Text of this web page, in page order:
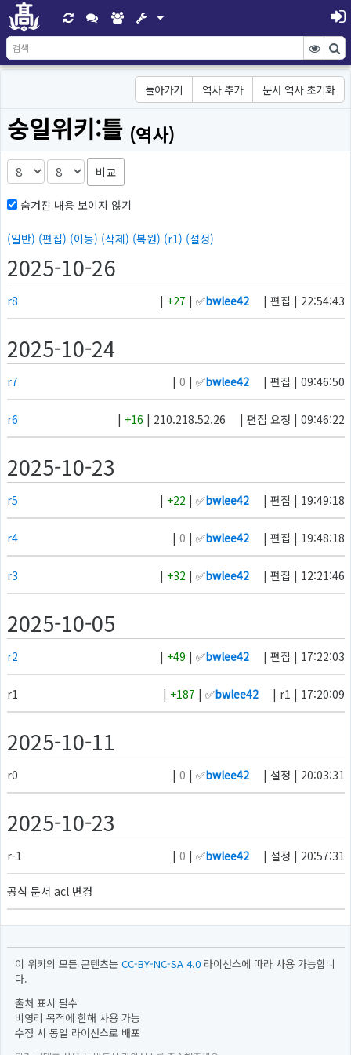
돌아가기 역사 추가 문서 역사 초기화
숭일위키:틀 (역사)
비교
숨겨진 내용 보이지 않기
(일반) (편집) (이동) (삭제) (복원) (r1) (설정)
2025-10-26
r8 | +27 | ✅bwlee42 | 편집 | 22:54:43
2025-10-24
r7 | 0 | ✅bwlee42 | 편집 | 09:46:50
r6 | +16 | 210.218.52.26 | 편집 요청 | 09:46:22
2025-10-23
r5 | +22 | ✅bwlee42 | 편집 | 19:49:18
r4 | 0 | ✅bwlee42 | 편집 | 19:48:18
r3 | +32 | ✅bwlee42 | 편집 | 12:21:46
2025-10-05
r2 | +49 | ✅bwlee42 | 편집 | 17:22:03
r1 | +187 | ✅bwlee42 | r1 | 17:20:09
2025-10-11
r0 | 0 | ✅bwlee42 | 설정 | 20:03:31
2025-10-23
r-1 | 0 | ✅bwlee42 | 설정 | 20:57:31
공식 문서 acl 변경
이 위키의 모든 콘텐츠는 CC-BY-NC-SA 4.0 라이선스에 따라 사용 가능합니
다.
출처 표시 필수
비영리 목적에 한해 사용 가능
수정 시 동일 라이선스로 배포